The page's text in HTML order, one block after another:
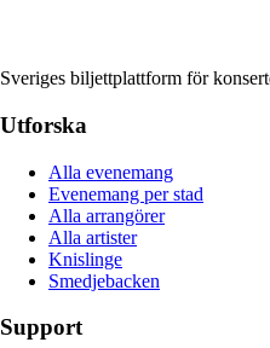
Sveriges biljettplattform för
Utforska
Alla evenemang
Evenemang per stad
Alla arrangörer
Alla artister
Knislinge
Smedjebacken
Support